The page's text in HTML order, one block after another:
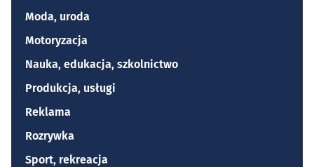
Moda, uroda
Motoryzacja
Nauka, edukacja, szkolnictwo
Produkcja, usługi
Reklama
Rozrywka
Sport, rekreacja